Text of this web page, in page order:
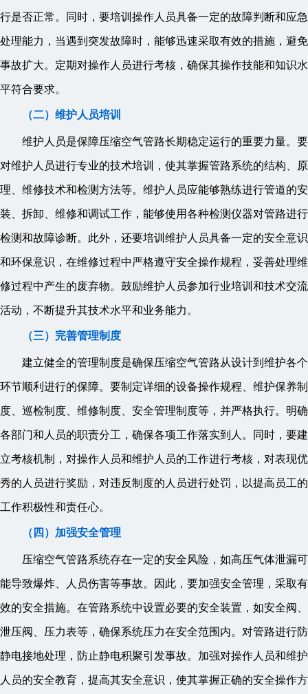
行是否正常。同时，要培训操作人员具备一定的故障判断和应急
处理能力，当遇到突发故障时，能够迅速采取有效的措施，避免
事故扩大。定期对操作人员进行考核，确保其操作技能和知识水
平符合要求。
（二）维护人员培训
维护人员是保障压缩空气管路长期稳定运行的重要力量。要
对维护人员进行专业的技术培训，使其掌握管路系统的结构、原
理、维修技术和检测方法等。维护人员应能够熟练进行管道的安
装、拆卸、维修和调试工作，能够使用各种检测仪器对管路进行
检测和故障诊断。此外，还要培训维护人员具备一定的安全意识
和环保意识，在维修过程中严格遵守安全操作规程，妥善处理维
修过程中产生的废弃物。鼓励维护人员参加行业培训和技术交流
活动，不断提升其技术水平和业务能力。
（三）完善管理制度
建立健全的管理制度是确保压缩空气管路从设计到维护各个
环节顺利进行的保障。要制定详细的设备操作规程、维护保养制
度、巡检制度、维修制度、安全管理制度等，并严格执行。明确
各部门和人员的职责分工，确保各项工作落实到人。同时，要建
立考核机制，对操作人员和维护人员的工作进行考核，对表现优
秀的人员进行奖励，对违反制度的人员进行处罚，以提高员工的
工作积极性和责任心。
（四）加强安全管理
压缩空气管路系统存在一定的安全风险，如高压气体泄漏可
能导致爆炸、人员伤害等事故。因此，要加强安全管理，采取有
效的安全措施。在管路系统中设置必要的安全装置，如安全阀、
泄压阀、压力表等，确保系统压力在安全范围内。对管路进行防
静电接地处理，防止静电积聚引发事故。加强对操作人员和维护
人员的安全教育，提高其安全意识，使其掌握正确的安全操作方